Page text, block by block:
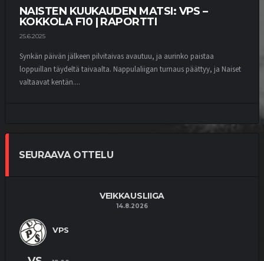
NAISTEN KUUKAUDEN MATSI: VPS –
KOKKOLA F10 | RAPORTTI
25.6.2025
Synkän päivän jälkeen pilvitaivas avautuu, ja aurinko paistaa
loppuillan täydeltä taivaalta. Nappulaliigan turnaus päättyy, ja Naiset
valtaavat kentän....
SEURAAVA OTTELU
VEIKKAUSLIIGA
14.8.2026
VPS